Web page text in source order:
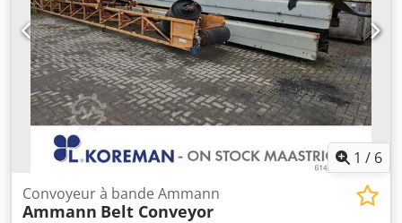
1 / 6
Convoyeur à bande Ammann
Ammann Belt Conveyor